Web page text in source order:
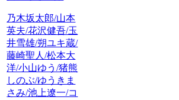
乃木坂太郎/山本
英夫/花沢健吾/玉
井雪雄/朔ユキ蔵/
藤崎聖人/松本大
洋/小山ゆう/猪熊
しのぶ/ゆうきま
さみ/池上遼一/コ